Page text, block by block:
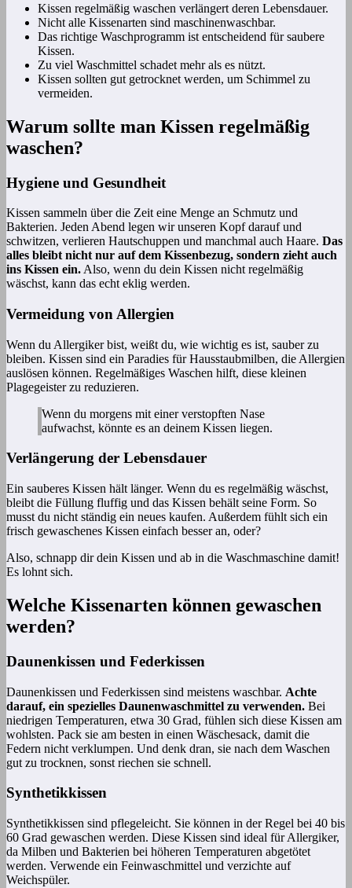
Kissen regelmäßig waschen verlängert deren Lebensdauer.
Nicht alle Kissenarten sind maschinenwaschbar.
Das richtige Waschprogramm ist entscheidend für saubere
Kissen.
Zu viel Waschmittel schadet mehr als es nützt.
Kissen sollten gut getrocknet werden, um Schimmel zu
vermeiden.
Warum sollte man Kissen regelmäßig
waschen?
Hygiene und Gesundheit
Kissen sammeln über die Zeit eine Menge an Schmutz und
Bakterien. Jeden Abend legen wir unseren Kopf darauf und
schwitzen, verlieren Hautschuppen und manchmal auch Haare. Das
alles bleibt nicht nur auf dem Kissenbezug, sondern zieht auch
ins Kissen ein. Also, wenn du dein Kissen nicht regelmäßig
wäschst, kann das echt eklig werden.
Vermeidung von Allergien
Wenn du Allergiker bist, weißt du, wie wichtig es ist, sauber zu
bleiben. Kissen sind ein Paradies für Hausstaubmilben, die Allergien
auslösen können. Regelmäßiges Waschen hilft, diese kleinen
Plagegeister zu reduzieren.
Wenn du morgens mit einer verstopften Nase
aufwachst, könnte es an deinem Kissen liegen.
Verlängerung der Lebensdauer
Ein sauberes Kissen hält länger. Wenn du es regelmäßig wäschst,
bleibt die Füllung fluffig und das Kissen behält seine Form. So
musst du nicht ständig ein neues kaufen. Außerdem fühlt sich ein
frisch gewaschenes Kissen einfach besser an, oder?
Also, schnapp dir dein Kissen und ab in die Waschmaschine damit!
Es lohnt sich.
Welche Kissenarten können gewaschen
werden?
Daunenkissen und Federkissen
Daunenkissen und Federkissen sind meistens waschbar. Achte
darauf, ein spezielles Daunenwaschmittel zu verwenden. Bei
niedrigen Temperaturen, etwa 30 Grad, fühlen sich diese Kissen am
wohlsten. Pack sie am besten in einen Wäschesack, damit die
Federn nicht verklumpen. Und denk dran, sie nach dem Waschen
gut zu trocknen, sonst riechen sie schnell.
Synthetikkissen
Synthetikkissen sind pflegeleicht. Sie können in der Regel bei 40 bis
60 Grad gewaschen werden. Diese Kissen sind ideal für Allergiker,
da Milben und Bakterien bei höheren Temperaturen abgetötet
werden. Verwende ein Feinwaschmittel und verzichte auf
Weichspüler.